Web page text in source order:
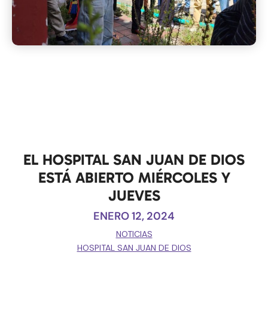
EL HOSPITAL SAN JUAN DE DIOS
ESTÁ ABIERTO MIÉRCOLES Y
JUEVES
ENERO 12, 2024
NOTICIAS
HOSPITAL SAN JUAN DE DIOS